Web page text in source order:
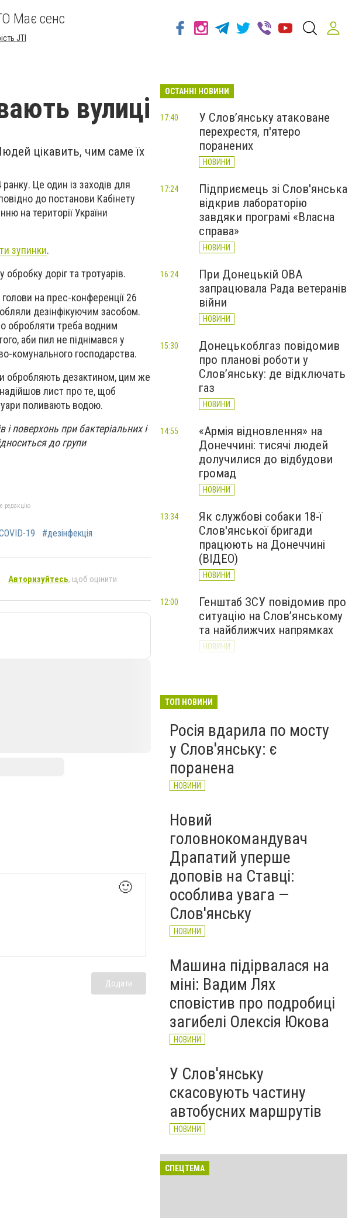
Має сенс
JTI
вулиці
цікавить, чим саме їх
Це один із заходів для
до постанови Кабінету
на території України
зупинки.
доріг та тротуарів.
на прес-конференції 26
дезінфікуючим засобом.
обробляти треба водним
аби пил не піднімався у
комунального господарства.
обробляють дезактином, цим же
лист про те, щоб
поливають водою.
поверхонь при бактеріальних і
до групи
редакцію
19 #дезінфекція
Авторизуйтесь, щоб оцінити
🙂
Додати
ОСТАННІ НОВИНИ
У Слов’янську атаковане
перехрестя, п'ятеро
поранених
НОВИНИ
17:40
Підприємець зі Слов'янська
відкрив лабораторію
завдяки програмі «Власна
справа»
НОВИНИ
17:24
При Донецькій ОВА
запрацювала Рада ветеранів
війни
НОВИНИ
16:24
Донецькоблгаз повідомив
про планові роботи у
Слов’янську: де відключать
газ
НОВИНИ
15:30
«Армія відновлення» на
Донеччині: тисячі людей
долучилися до відбудови
громад
НОВИНИ
14:55
Як службові собаки 18-ї
Слов'янської бригади
працюють на Донеччині
(ВІДЕО)
НОВИНИ
13:34
Генштаб ЗСУ повідомив про
ситуацію на Слов’янському
та найближчих напрямках
НОВИНИ
12:00
великої війни: 7 серпня
ТОП НОВИНИ
Росія вдарила по мосту
у Слов'янську: є
поранена
НОВИНИ
Новий
головнокомандувач
Драпатий уперше
доповів на Ставці:
особлива увага —
Слов'янську
НОВИНИ
Машина підірвалася на
міні: Вадим Лях
сповістив про подробиці
загибелі Олексія Юкова
НОВИНИ
У Слов'янську
скасовують частину
автобусних маршрутів
НОВИНИ
СПЕЦТЕМА